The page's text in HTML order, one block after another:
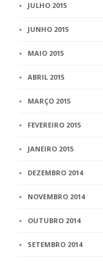
JULHO 2015
JUNHO 2015
MAIO 2015
ABRIL 2015
MARÇO 2015
FEVEREIRO 2015
JANEIRO 2015
DEZEMBRO 2014
NOVEMBRO 2014
OUTUBRO 2014
SETEMBRO 2014